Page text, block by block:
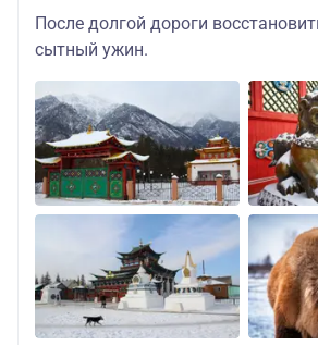
После долгой дороги
сытный ужин.